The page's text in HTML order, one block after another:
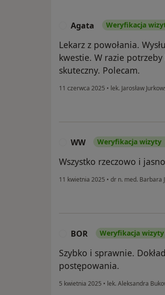
Agata Weryfikacja
Lekarz z powołania.
kwestie. W razie
skuteczny. Polecam.
11 czerwca 2025 • lek. Jarosław
WW Weryfikacja wizyty
Wszystko rzeczowo i
11 kwietnia 2025 • dr n. med. Barbara
BOR Weryfikacja wizyty
Szybko i sprawnie.
postępowania.
5 kwietnia 2025 • lek. Aleksandra